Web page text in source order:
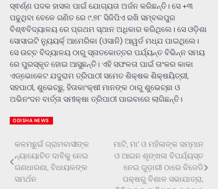
ସ୍ଵର୍ଣ୍ଣ ପଦକ ହାସଲ ପାଇଁ ଯୋଗ୍ୟତା ଅର୍ଜନ କରିଛନ୍ତି। ସେ +୩
ପଢୁଥିବା ବେଳେ ଗଣିତ ରେ ୯.୭୮ ସିଜିପିଏ ରଖି ସମ୍ବଲପୁର
ବିଶ୍ଵବିଦ୍ୟାଳୟ ରେ ପ୍ରଥମ ସ୍ଥାନ ଅଧିକାର କରିଥିଲେ। ସେ ଓଡ଼ିଶା
ସୋସାଇଟି ନ୍ୟୁୟର୍କ୍ ଆମେରିକା (ଓସାନି) ଆୱର୍ଡ ମଧ୍ଯ ପାଇଥିଲେ।
ସେ ଉଚ୍ଚ ବିଦ୍ୟାଳୟ ଠାରୁ ସ୍ନାତକୋତ୍ତର ପର୍ଯ୍ୟନ୍ତ ବିଭିନ୍ନ ସମୟ
ରେ ପୁରସ୍କୃତ ହୋଇ ଆସୁଛନ୍ତି। ଏହି ସଫଳତା ପାଇଁ ତାଂକର କାକା
ଏଡ୍ଭୋକେଟ ଯଦୁରାମ ତ୍ରିପାଠୀ ସମେତ ଶିକ୍ଷକ ଶିକ୍ଷୟିତ୍ରୀ,
ସହପାଠୀ, ଶୁଭେଚ୍ଛୁ, ହିତାକାଂକ୍ଷୀ ମାନଙ୍କ ଠାରୁ ଶୁଭେଚ୍ଛା ଓ
ଅଭିନଂଦନ ବାର୍ତ୍ତା ସମୀକ୍ଷା ତ୍ରିପାଠୀ ପାଇବାରେ ଲାଗିଛନ୍ତି।
ODISHA NEWS
Post
navigation
କଳମଛୁଇଁ ଗ୍ରାମବାସୀଙ୍କ
ନ୍ୟାୟୋଚିତ ଦାବିକୁ ନେଇ
ଗଣଧାରଣା, ବିଧାୟକଙ୍କ
ସମର୍ଥନ
ମାଟି, ମା’ ଓ ମହିଳାଙ୍କ ସମ୍ମାନ
ଓ ଆଇନ ଶୃଙ୍ଖଳା ବିପର୍ଯ୍ୟସ୍ତ
ନେଇ ଗୁଡ଼ାରୀ ଠାରେ ବିଜେଡି
ପକ୍ଷରୁ ବିଶାଳ ସଭାଯାତ୍ରା,